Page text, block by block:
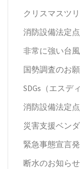
クリスマスツ
消防設備法定
非常に強い台
国勢調査のお
SDGs（エスデ
消防設備法定
災害支援ベン
緊急事態宣言
断水のお知らせ